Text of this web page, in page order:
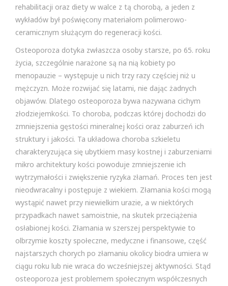
rehabilitacji oraz diety w walce z tą chorobą, a jeden z
wykładów był poświęcony materiałom polimerowo-
ceramicznym służącym do regeneracji kości.
Osteoporoza dotyka zwłaszcza osoby starsze, po 65. roku
życia, szczególnie narażone są na nią kobiety po
menopauzie – występuje u nich trzy razy częściej niż u
mężczyzn. Może rozwijać się latami, nie dając żadnych
objawów. Dlatego osteoporoza bywa nazywana cichym
złodziejemkości. To choroba, podczas której dochodzi do
zmniejszenia gęstości mineralnej kości oraz zaburzeń ich
struktury i jakości. Ta układowa choroba szkieletu
charakteryzująca się ubytkiem masy kostnej i zaburzeniami
mikro architektury kości powoduje zmniejszenie ich
wytrzymałości i zwiększenie ryzyka złamań. Proces ten jest
nieodwracalny i postępuje z wiekiem. Złamania kości mogą
wystąpić nawet przy niewielkim urazie, a w niektórych
przypadkach nawet samoistnie, na skutek przeciążenia
osłabionej kości. Złamania w szerszej perspektywie to
olbrzymie koszty społeczne, medyczne i finansowe, część
najstarszych chorych po złamaniu okolicy biodra umiera w
ciągu roku lub nie wraca do wcześniejszej aktywności. Stąd
osteoporoza jest problemem społecznym współczesnych